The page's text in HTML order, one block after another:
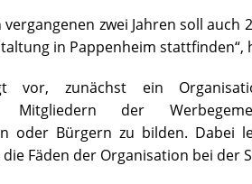
vergangenen zwei Jahren soll
in Pappenheim stattfinden“,
vor, zunächst ein
Mitgliedern der
oder Bürgern zu bilden. Dabei
die Fäden der Organisation bei der